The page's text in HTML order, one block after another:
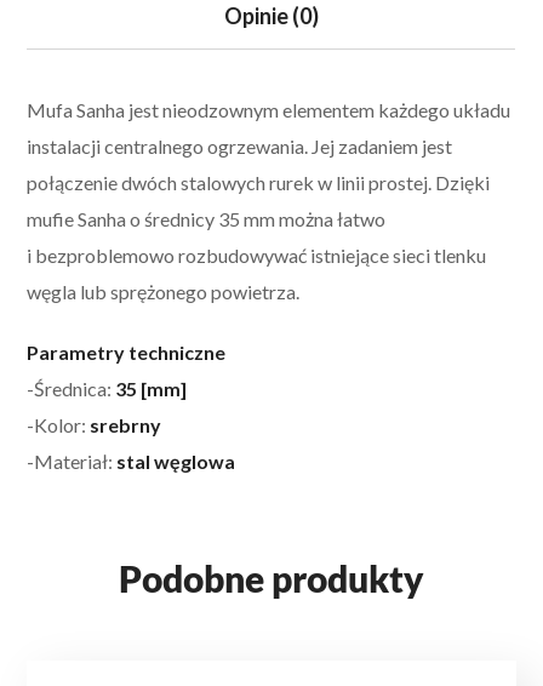
Opinie (0)
Mufa Sanha jest nieodzownym elementem każdego układu
instalacji centralnego ogrzewania. Jej zadaniem jest
połączenie dwóch stalowych rurek w linii prostej. Dzięki
mufie Sanha o średnicy 35 mm można łatwo
i bezproblemowo rozbudowywać istniejące sieci tlenku
węgla lub sprężonego powietrza.
Parametry techniczne
-Średnica: 35 [mm]
-Kolor: srebrny
-Materiał: stal węglowa
Podobne produkty